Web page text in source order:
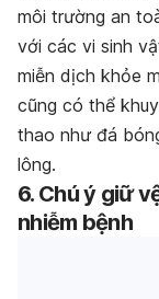
môi trường an
với các vi sinh
miễn dịch khỏe
cũng có thể
thao như đá
lông.
6. Chú ý giữ
nhiễm bệnh